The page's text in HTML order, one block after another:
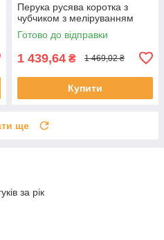
Перука русява коротка з
чубчиком з меліруванням
Готово до відправки
1 439,64 ₴ 1 469,02 ₴
Купити
ще
за рік